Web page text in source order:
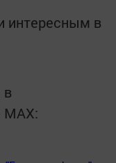
интересным в
в
MАХ: